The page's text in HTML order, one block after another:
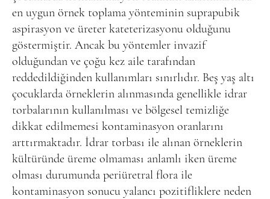
en uygun örnek toplama yönteminin suprapubik
aspirasyon ve üreter kateterizasyonu olduğunu
göstermiştir. Ancak bu yöntemler invazif
olduğundan ve çoğu kez aile tarafından
reddedildiğinden kullanımları sınırlıdır. Beş yaş altı
çocuklarda örneklerin alınmasında genellikle idrar
torbalarının kullanılması ve bölgesel temizliğe
dikkat edilmemesi kontaminasyon oranlarını
arttırmaktadır. İdrar torbası ile alınan örneklerin
kültüründe üreme olmaması anlamlı iken üreme
olması durumunda periüretral flora ile
kontaminasyon sonucu yalancı pozitifliklere neden